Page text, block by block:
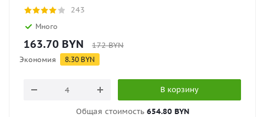
243
Много
163.70 BYN 172BYN
Экономия 8.30 BYN
В корзину
Общая стоимость 654.80 BYN